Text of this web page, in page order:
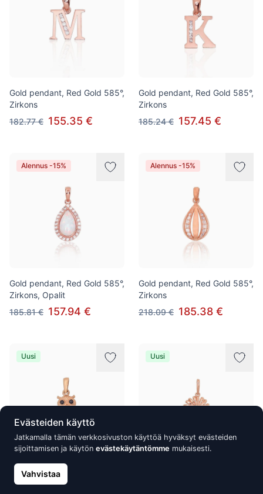
Gold pendant, Red Gold 585°,
Zirkons
182.77 € 155.35 €
Gold pendant, Red Gold 585°,
Zirkons
185.24 € 157.45 €
Alennus -15%
Gold pendant, Red Gold 585°,
Zirkons, Opalit
185.81 € 157.94 €
Alennus -15%
Gold pendant, Red Gold 585°,
Zirkons
218.09 € 185.38 €
Uusi
Gold pendant, Red Gold 585°,
Zirkons
Uusi
Evästeiden käyttö
Jatkamalla tämän verkkosivuston käyttöä hyväksyt evästeiden
sijoittamisen ja käytön evästekäytäntömme mukaisesti.
Vahvistaa